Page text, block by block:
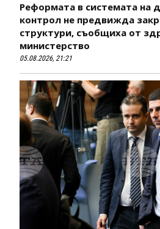
Реформата в системата на
контрол не предвижда
структури, съобщиха от
министерство
05.08.2026, 21:21